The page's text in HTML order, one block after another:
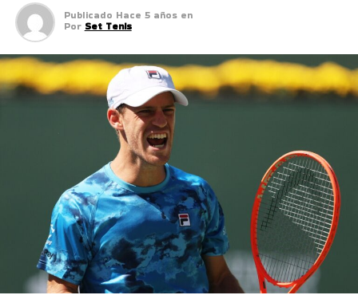
Publicado Hace 5 años en
Por Set Tenis